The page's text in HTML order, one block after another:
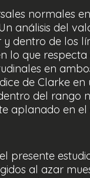
normales
análisis del
dentro de los
lo que
en
de Clarke
del rango
aplanado en el
presente
al azar